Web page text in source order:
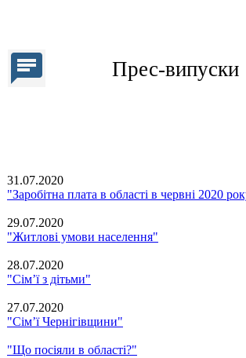
Прес-випуски
31.07.2020
"Заробітна плата в області в червні 2020
29.07.2020
"Житлові умови населення"
28.07.2020
"Сім’ї з дітьми"
27.07.2020
"Сім’ї Чернігівщини"
"Що посіяли в області?"